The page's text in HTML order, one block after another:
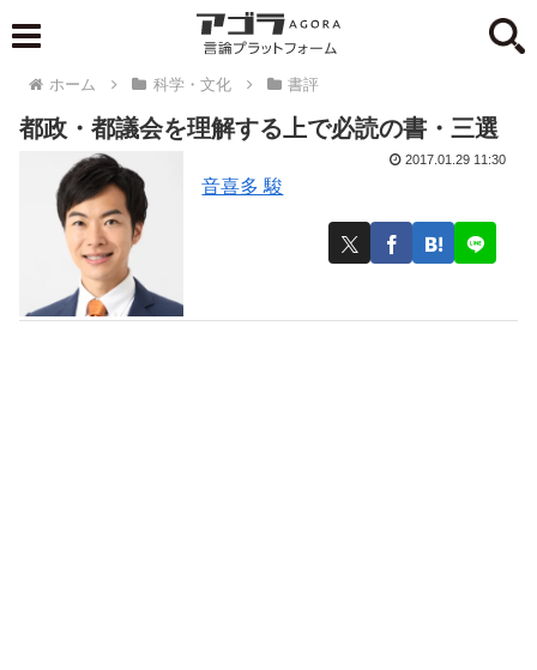
ホーム 科学・文化 書評
都政・都議会を理解する上で必読の書・三選
音喜多 駿
2017.01.29 11:30